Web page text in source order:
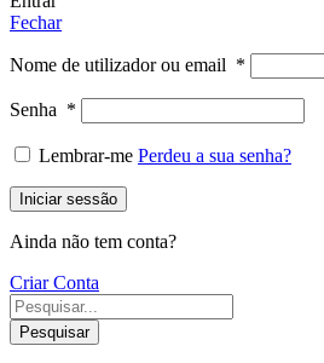
Fechar
Nome de utilizador ou email *
Senha *
Lembrar-me Perdeu a sua senha?
Iniciar sessão
Ainda não tem conta?
Criar Conta
Pesquisar